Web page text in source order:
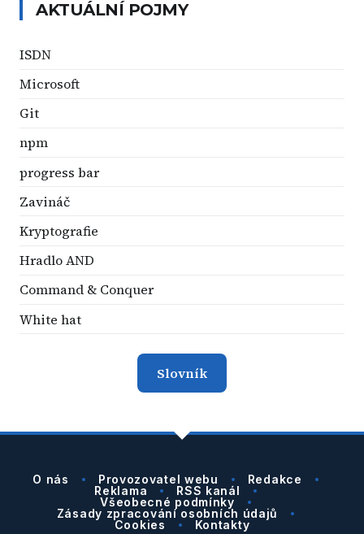
AKTUÁLNÍ POJMY
ISDN
Microsoft
Git
npm
progress bar
Zavináč
Kryptografie
Hradlo AND
Command & Conquer
White hat
Slovník
O nás Provozovatel webu
Redakce
Reklama
RSS kanál
Všeobecné podmínky
Zásady zpracování osobních údajů
Cookies
Kontakty